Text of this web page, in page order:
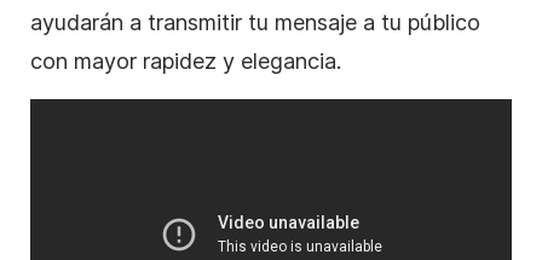
ayudarán a transmitir tu mensaje a tu público
con mayor rapidez y elegancia.